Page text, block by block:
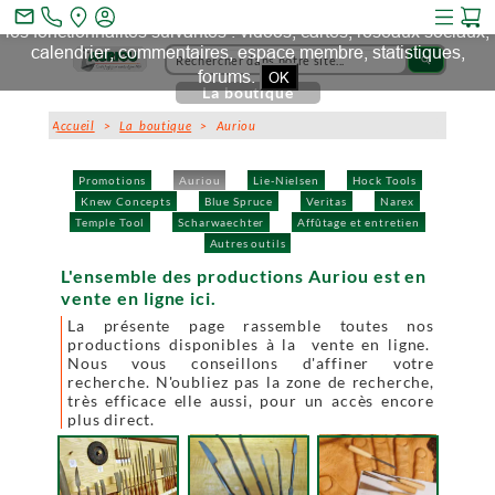
search
Promotions Auriou Lie-Nielsen
Hock Tools
Knew Concepts
Blue Spruce Veritas
Narex
Temple Tool
Scharwaechter
Affûtage et entretien
Autres outils
La boutique
Accueil >La boutique > Auriou
L'ensemble des productions Auriou est en
vente en ligne ici.
La présente page rassemble toutes nos
productions disponibles à la vente en ligne.
Nous vous conseillons d'affiner votre
recherche. N'oubliez pas la zone de recherche,
très efficace elle aussi, pour un accès encore
plus direct.
mail_outline
Ce site et des sites tiers qu'il utilise collectent des cookies pour
les fonctionnalités suivantes : vidéos, cartes, réseaux sociaux,
calendrier, commentaires, espace membre, statistiques,
forums. OK